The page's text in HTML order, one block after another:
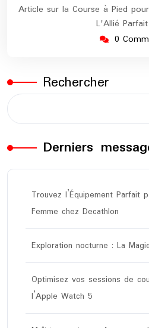
Article sur la Course à Pied
L'Allié
0
Rechercher
Derniers
Trouvez l’Équipement Parfait
Femme chez Decathlon
Exploration nocturne : La
Optimisez vos sessions de
l’Apple Watch 5